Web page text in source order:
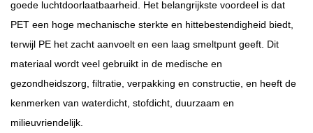
goede luchtdoorlaatbaarheid. Het belangrijkste voordeel is dat
PET een hoge mechanische sterkte en hittebestendigheid biedt,
terwijl PE het zacht aanvoelt en een laag smeltpunt geeft. Dit
materiaal wordt veel gebruikt in de medische en
gezondheidszorg, filtratie, verpakking en constructie, en heeft de
kenmerken van waterdicht, stofdicht, duurzaam en
milieuvriendelijk.